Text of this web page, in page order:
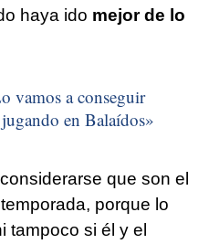
haya ido mejor de lo
vamos a conseguir
en Balaídos»
que son el
porque lo
tampoco si él y el